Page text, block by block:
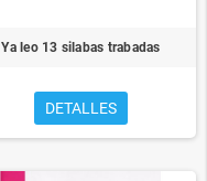
Ya leo 13 silabas trabadas
DETALLES